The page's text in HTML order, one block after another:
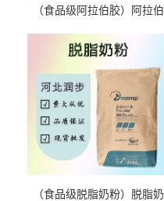
（食品级阿拉伯胶）阿拉伯
（食品级脱脂奶粉）脱脂奶